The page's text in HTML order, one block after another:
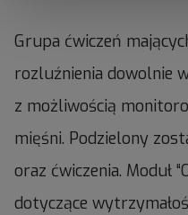
Grupa ćwiczeń
rozluźnienia dowolnie
z możliwością
mięśni. Podzielony
oraz ćwiczenia. Moduł
dotyczące